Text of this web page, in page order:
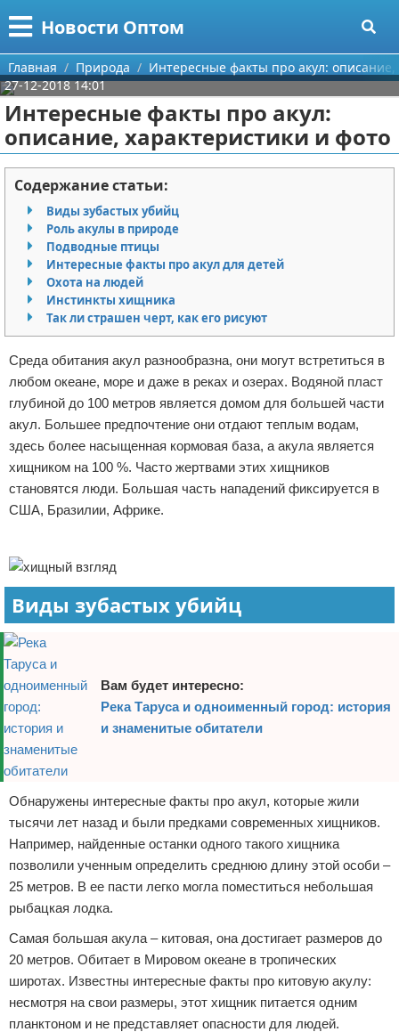
Новости Оптом
Меню
Главная
Категории
Информационные технологии
Автомобили
Знаменитости
Политика
Природа
Философия
Культура
Экономика
Разное
Поиск
О проекте
Контакты
Сотрудничество
Размещение рекламы
Для правообладателей
Условия предоставления информации
Отказ от ответственности
Главная Природа
Интересные факты про акул: описание,
27-12-2018 14:01
Интересные факты про акул:
описание, характеристики и фото
Содержание статьи:
Виды зубастых убийц
Роль акулы в природе
Подводные птицы
Интересные факты про акул для детей
Охота на людей
Инстинкты хищника
Так ли страшен черт, как его рисуют
Среда обитания акул разнообразна, они могут встретиться в
любом океане, море и даже в реках и озерах. Водяной пласт
глубиной до 100 метров является домом для большей части
акул. Большее предпочтение они отдают теплым водам,
здесь более насыщенная кормовая база, а акула является
хищником на 100 %. Часто жертвами этих хищников
становятся люди. Большая часть нападений фиксируется в
США, Бразилии, Африке.
Виды зубастых убийц
Вам будет интересно:
Река Таруса и одноименный город: история
и знаменитые обитатели
Обнаружены интересные факты про акул, которые жили
тысячи лет назад и были предками современных хищников.
Например, найденные останки одного такого хищника
позволили ученным определить среднюю длину этой особи –
25 метров. В ее пасти легко могла поместиться небольшая
рыбацкая лодка.
Самая большая акула – китовая, она достигает размеров до
20 метров. Обитает в Мировом океане в тропических
широтах. Известны интересные факты про китовую акулу:
несмотря на свои размеры, этот хищник питается одним
планктоном и не представляет опасности для людей.